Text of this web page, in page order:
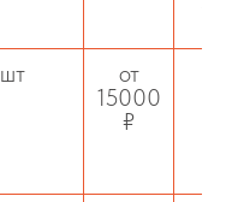
шт
от
15000
₽